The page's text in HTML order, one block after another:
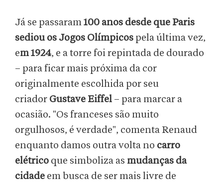
Já se passaram100 anos desde que Paris
sediou os Jogos Olímpicos pela última vez,
em 1924, e a torre foi repintada de dourado
– para ficar mais próxima da cor
originalmente escolhida por seu
criador Gustave Eiffel – para marcar a
ocasião. "Os franceses são muito
orgulhosos, é verdade", comenta Renaud
enquanto damos outra volta no carro
elétrico que simboliza as mudanças da
cidade em busca de ser mais livre de